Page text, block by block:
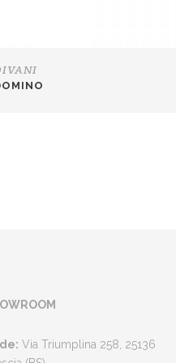
Via Triumplina 258, 25136